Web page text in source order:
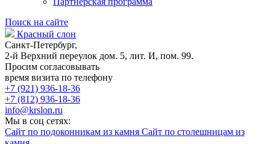
Поиск на сайте
Красный слон
Санкт-Петербург,
2-й Верхний переулок дом. 5, лит. И, пом. 99.
Просим согласовывать
время визита по телефону
+7 (921) 936-18-36
+7 (812) 936-18-36
info@krslon.ru
Мы в соц сетях:
Сайт по подоконникам из камня Сайт по столешницам из